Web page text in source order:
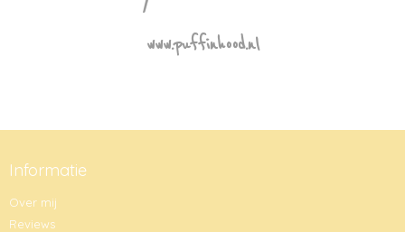
www.puffinhood.nl
Informatie
Over mij
Reviews